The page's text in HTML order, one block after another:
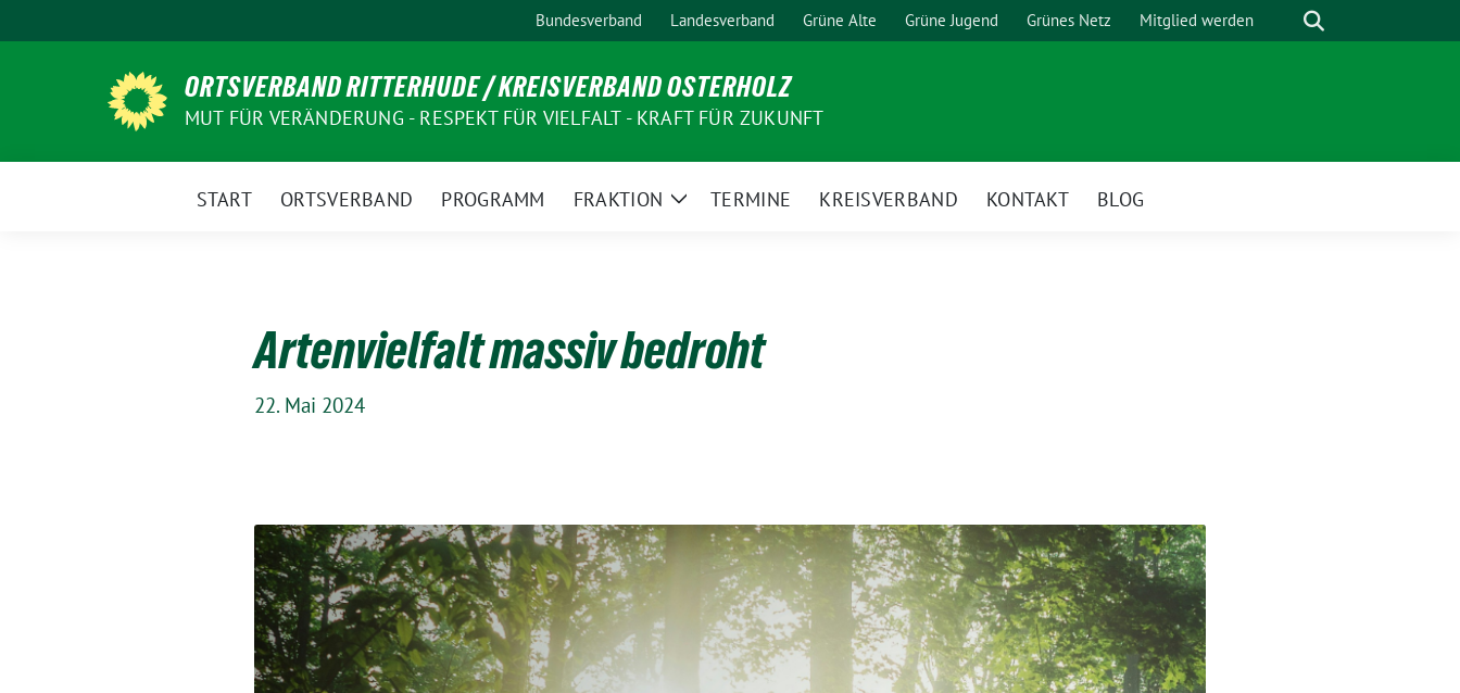
zum
Bundesverband Landesverband Grüne Alte Grüne Jugend Grünes Netz Mitglied werden Suche
ORTSVERBAND RITTERHUDE / KREISVERBAND OSTERHOLZ
MUT FÜR VERÄNDERUNG - RESPEKT FÜR VIELFALT - KRAFT FÜR ZUKUNFT
START ORTSVERBAND PROGRAMM FRAKTION
ZeigeTERMINE KREISVERBAND KONTAKT BLOG
Artenvielfalt massiv bedroht
22. Mai 2024